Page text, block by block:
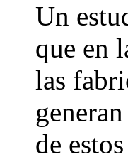
Un
que en
las
de